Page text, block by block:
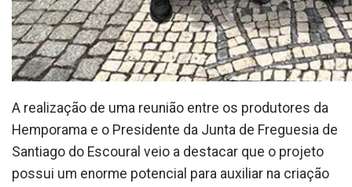
A realização de uma reunião entre os produtores da
Hemporama e o Presidente da Junta de Freguesia de
Santiago do Escoural veio a destacar que o projeto
possui um enorme potencial para auxiliar na criação